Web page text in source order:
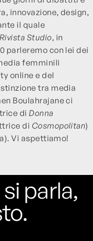
innovazione, design,
il quale
Rivista Studio, in
parleremo con lei dei
femminili
online e del
tra media
Boulahrajane ci
diDonna
di Cosmopolitan)
Vi aspettiamo!
parla,